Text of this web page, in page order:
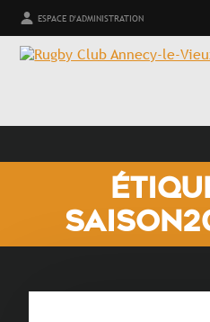
ESPACE D'ADMINISTRATION